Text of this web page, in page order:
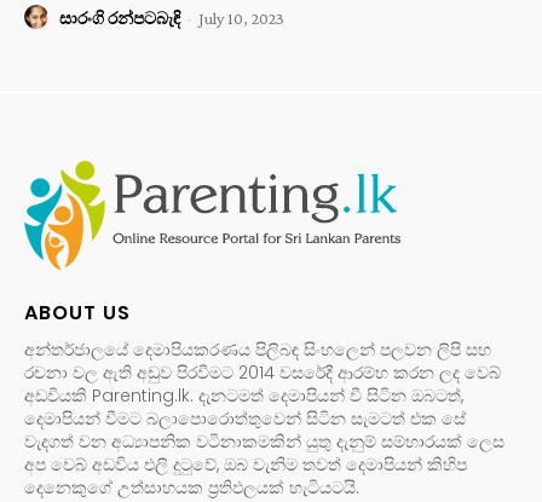
සාරංගි රන්පටබැඳි - July 10, 2023
ABOUT US
අන්තර්ජාලයේ දෙමාපියකරණය පිලිබඳ සිංහලෙන් පලවන ලිපි සහ
රචනා වල ඇති අඩුව පිරවීමට 2014 වසරේදී ආරම්භ කරන ලද වෙබ්
අඩවියකි Parenting.lk. දැනටමත් දෙමාපියන් වී සිටින ඔබටත්,
දෙමාපියන් වීමට බලාපොරොත්තුවෙන් සිටින සැමටත් එක සේ
වැදගත් වන අධ්‍යාපනික වටිනාකමකින් යුතු දැනුම් සම්භාරයක් ලෙස
අප වෙබ් අඩවිය එලි දුටුවේ, ඔබ වැනිම තවත් දෙමාපියන් කිහිප
දෙනෙකුගේ උත්සාහයක ප්‍රතිඵලයක් හැටියටයි.